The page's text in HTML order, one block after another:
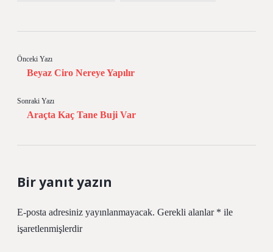
Önceki Yazı
Beyaz Ciro Nereye Yapılır
Sonraki Yazı
Araçta Kaç Tane Buji Var
Bir yanıt yazın
E-posta adresiniz yayınlanmayacak. Gerekli alanlar * ile
işaretlenmişlerdir